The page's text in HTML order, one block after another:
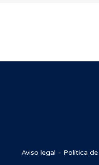
Aviso legal Política